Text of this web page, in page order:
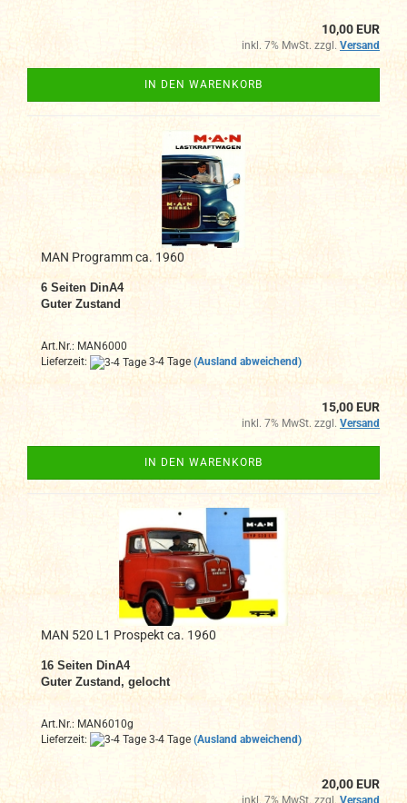
10,00 EUR
inkl. 7% MwSt. zzgl. Versand
IN DEN WARENKORB
MAN Programm ca. 1960
6 Seiten DinA4
Guter Zustand
Art.Nr.: MAN6000
Lieferzeit:
3-4 Tage (Ausland abweichend)
15,00 EUR
inkl. 7% MwSt. zzgl. Versand
IN DEN WARENKORB
MAN 520 L1 Prospekt ca. 1960
16 Seiten DinA4
Guter Zustand, gelocht
Art.Nr.: MAN6010g
Lieferzeit:
3-4 Tage (Ausland abweichend)
20,00 EUR
inkl. 7% MwSt. zzgl. Versand